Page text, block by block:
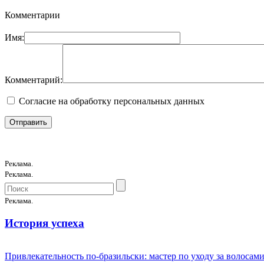
Комментарии
Имя:
Комментарий:
Согласие на обработку персональных данных
Реклама.
Реклама.
Реклама.
История успеха
Привлекательность по-бразильски: мастер по уходу за